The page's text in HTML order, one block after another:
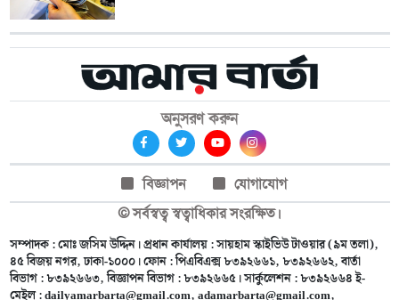
অনুসরণ করুন
বিজ্ঞাপন
যোগাযোগ
© সর্বস্বত্ব স্বত্বাধিকার সংরক্ষিত।
সম্পাদক : মোঃ জসিম উদ্দিন। প্রধান কার্যালয় : সায়হাম স্কাইভিউ টাওয়ার (৯ম তলা),
৪৫ বিজয় নগর, ঢাকা-১০০০। ফোন : পিএবিএক্স ৮৩৯২৬৬১, ৮৩৯২৬৬২, বার্তা
বিভাগ : ৮৩৯২৬৬৩, বিজ্ঞাপন বিভাগ : ৮৩৯২৬৬৫। সার্কুলেশন : ৮৩৯২৬৬৪ ই-
মেইল :dailyamarbarta@gmail.com,adamarbarta@gmail.com,